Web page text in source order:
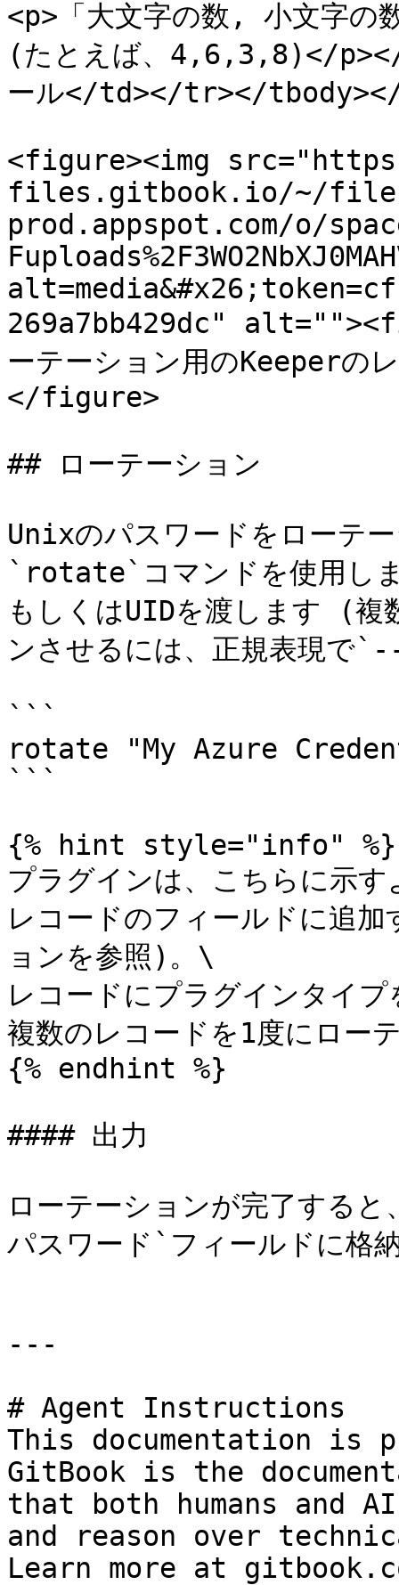
<p>「大文字の数, 小文字
(たとえば、4,6,3,8)</
ール</td></tr></
<figure><img
files.gitbook.io/~/
prod.appspot.com/o/
269a7bb429dc"
ーテーション用のKeeper
</figure>
## ローテーション
Unixのパスワードをローテ
`rotate`コマンドを使用し
もしくはUIDを渡します (複
ンさせるには、正規表現で
```
rotate "My Azure
```
{% hint style="info" %}
プラグインは、こちらに示
レコードのフィールドに追
ョンを参照)。\
レコードにプラグインタイ
複数のレコードを1度にロー
{% endhint %}
#### 出力
ローテーションが完了する
パスワード`フィールドに格
---
# Agent Instructions
This documentation is
GitBook is the
that both humans and
and reason over
Learn more at